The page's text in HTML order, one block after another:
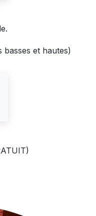
basses et hautes)